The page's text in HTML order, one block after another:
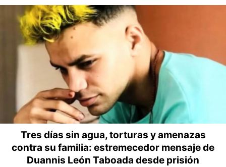
Tres días sin agua, torturas y amenazas
contra su familia: estremecedor mensaje de
Duannis León Taboada desde prisión